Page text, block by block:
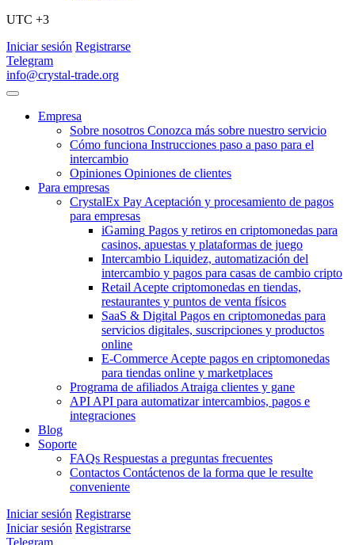
UTC +3
Iniciar sesión Registrarse
Telegram
info@crystal-trade.org
Empresa
Sobre nosotros Conozca más sobre nuestro servicio
Cómo funciona Instrucciones paso a paso para el
intercambio
Opiniones Opiniones de clientes
Para empresas
CrystalEx Pay Aceptación y procesamiento de pagos
para empresas
iGaming Pagos y retiros en criptomonedas para
casinos, apuestas y plataformas de juego
Intercambio Liquidez, automatización del
intercambio y pagos para casas de cambio cripto
Retail Acepte criptomonedas en tiendas,
restaurantes y puntos de venta físicos
SaaS & Digital Pagos en criptomonedas para
servicios digitales, suscripciones y productos
online
E-Commerce Acepte pagos en criptomonedas
para tiendas online y marketplaces
Programa de afiliados Atraiga clientes y gane
API API para automatizar intercambios, pagos e
integraciones
Blog
Soporte
FAQs Respuestas a preguntas frecuentes
Contactos Contáctenos de la forma que le resulte
conveniente
Iniciar sesión Registrarse
Iniciar sesión Registrarse
Telegram